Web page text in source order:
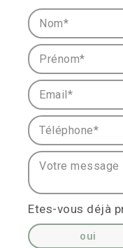
Nom* :
Prénom* :
Email* :
Téléphone* :
Votre message :
Etes-vous déjà
oui